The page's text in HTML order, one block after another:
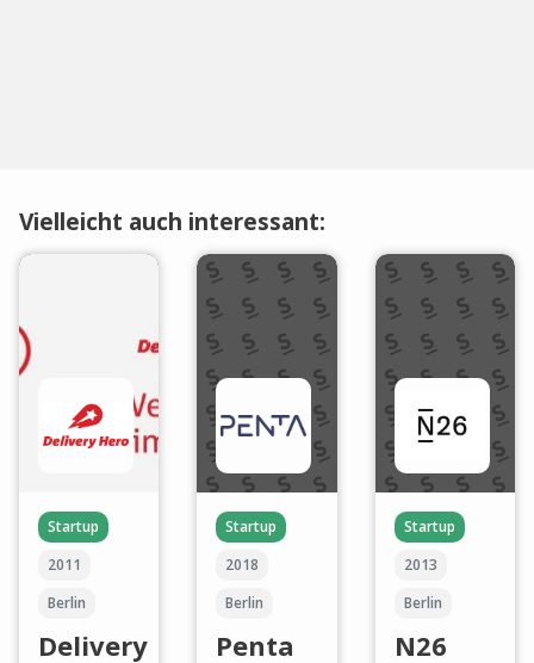
Vielleicht auch interessant:
Startup
2011
Berlin
Delivery
Startup
2018
Berlin
Penta
Startup
2013
Berlin
N26